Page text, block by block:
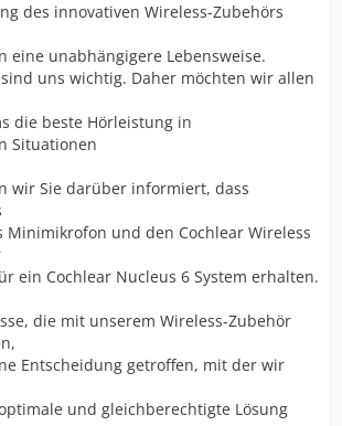
des innovativen Wireless-Zubehörs
eine unabhängigere Lebensweise.
uns wichtig. Daher möchten wir allen
die beste Hörleistung in
Situationen
wir Sie darüber informiert, dass
Minimikrofon und den Cochlear Wireless
ein Cochlear Nucleus 6 System erhalten.
die mit unserem Wireless-Zubehör
Entscheidung getroffen, mit der wir
und gleichberechtigte Lösung